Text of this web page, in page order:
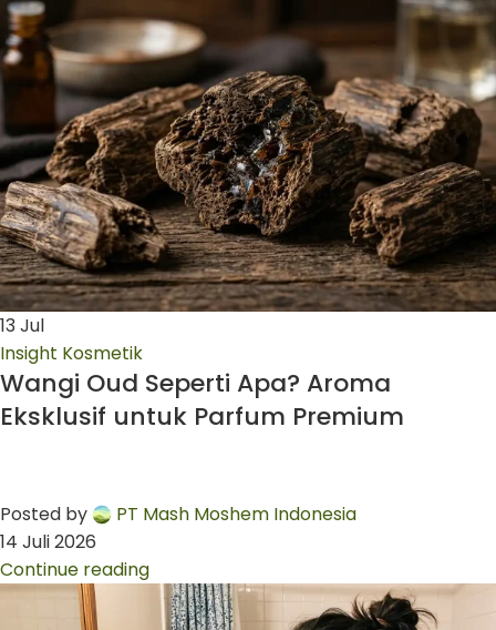
13 Jul
Insight Kosmetik
Wangi Oud Seperti Apa? Aroma
Eksklusif untuk Parfum Premium
Posted by
PT Mash Moshem Indonesia
14 Juli 2026
Continue reading